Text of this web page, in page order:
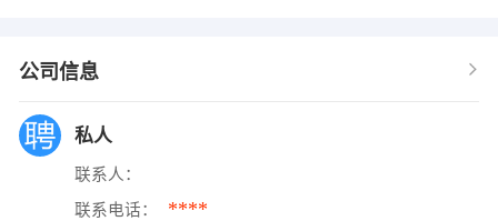
公司信息
私人
联系人：
联系电话： ****